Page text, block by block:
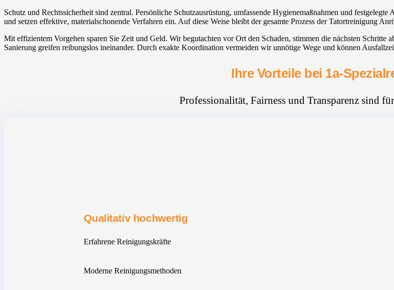
Schutz und Rechtssicherheit sind zentral. Persönliche Schutzausrüstung, umfassende Hygienemaßnahmen und
und setzen effektive, materialschonende Verfahren ein. Auf diese Weise bleibt der gesamte Prozess der Tatortreinigung
Mit effizientem Vorgehen sparen Sie Zeit und Geld. Wir begutachten vor Ort den Schaden, stimmen die nächsten
Sanierung greifen reibungslos ineinander. Durch exakte Koordination vermeiden wir unnötige Wege und können
Ihre Vorteile bei 1a-
Professionalität, Fairness und Transparenz sind
Qualitativ hochwertig
Erfahrene Reinigungskräfte
Moderne Reinigungsmethoden